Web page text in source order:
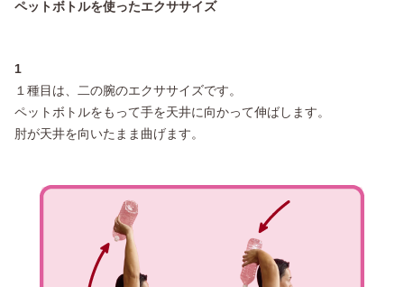
ペットボトルを使ったエクササイズ
1
１種目は、二の腕のエクササイズです。
ペットボトルをもって手を天井に向かって伸ばします。
肘が天井を向いたまま曲げます。